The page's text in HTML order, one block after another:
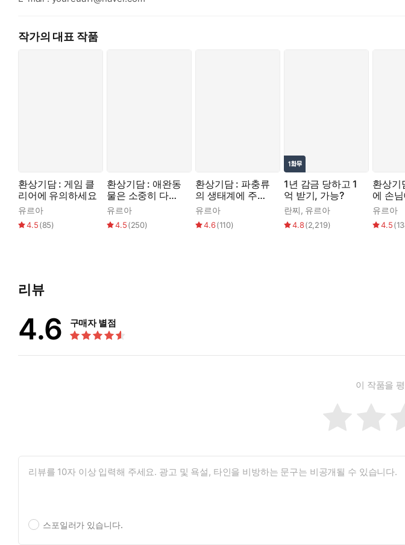
작가의 대표 작품
환상기담 : 게임 클
리어에 유의하세요
유르아
4.5(85)
환상기담 : 애완동
물은 소중히 다뤄
주세요
유르아
4.5(250)
환상기담 : 파충류
의 생태계에 주의
하세요
유르아
4.6(110)
1년 감금 당하고 1
억 받기, 가능?
란찌, 유르아
4.8(2,219)
환상기
에 손
다
유르아
4.5(
리뷰
4.6 구매자 별점
이 작품을
스포일러가 있습니다.